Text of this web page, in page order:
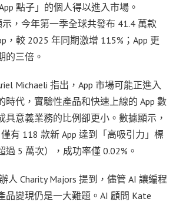
點子」的個人得以進入市場。
示，今年第一季全球共發布 41.4 萬款
，較 2025 年同期激增 115%；App 更
的三倍。
Michaeli 指出，App 市場可能正進入
時代，實驗性產品和快速上線的 App 數
具意義業務的比例卻更小。數據顯示，
有 118 款新 App 達到「高吸引力」標
5 萬次），成功率僅 0.02%。
人 Charity Majors 提到，儘管 AI 讓編程
品變現仍是一大難題。AI 顧問 Kate